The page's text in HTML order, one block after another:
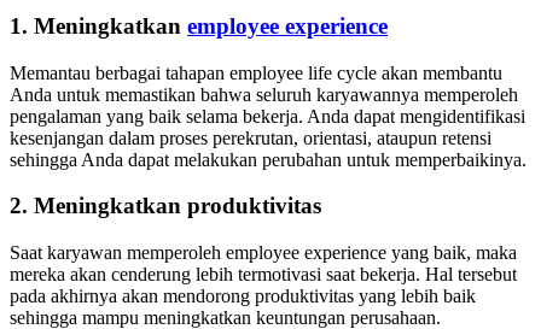
1. Meningkatkan employee experience
Memantau berbagai tahapan employee life cycle akan membantu
Anda untuk memastikan bahwa seluruh karyawannya memperoleh
pengalaman yang baik selama bekerja. Anda dapat mengidentifikasi
kesenjangan dalam proses perekrutan, orientasi, ataupun retensi
sehingga Anda dapat melakukan perubahan untuk memperbaikinya.
2. Meningkatkan produktivitas
Saat karyawan memperoleh employee experience yang baik, maka
mereka akan cenderung lebih termotivasi saat bekerja. Hal tersebut
pada akhirnya akan mendorong produktivitas yang lebih baik
sehingga mampu meningkatkan keuntungan perusahaan.